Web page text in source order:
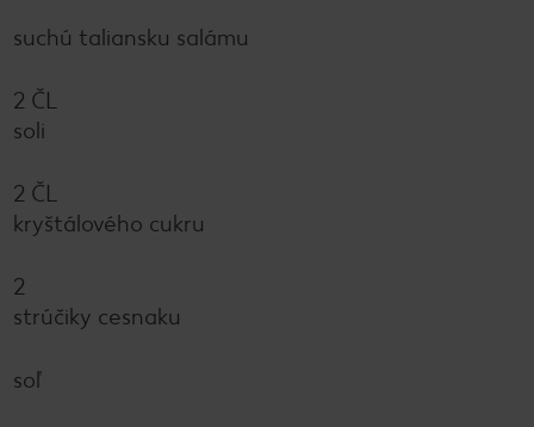
suchú taliansku salámu
2 ČL
soli
2 ČL
kryštálového cukru
2
strúčiky cesnaku
soľ